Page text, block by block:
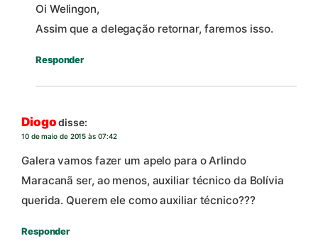
Oi Welingon,
Assim que a delegação retornar, faremos isso.
Responder
Diogo disse:
10 de maio de 2015 às 07:42
Galera vamos fazer um apelo para o Arlindo
Maracanã ser, ao menos, auxiliar técnico da Bolívia
querida. Querem ele como auxiliar técnico???
Responder